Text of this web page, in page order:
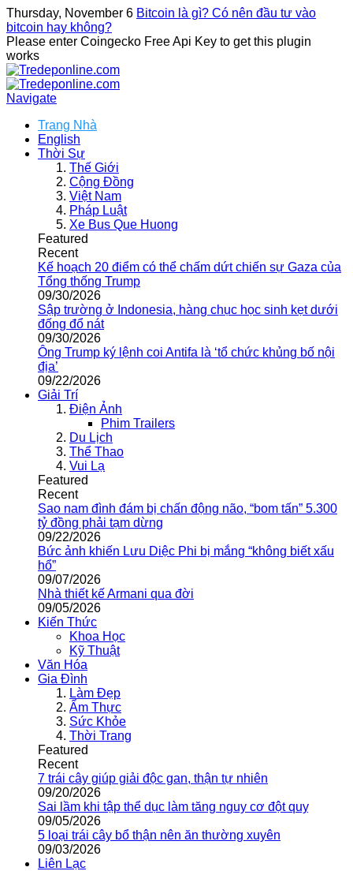
Thursday, November 6 Bitcoin là gì? Có nên đầu tư vào
bitcoin hay không?
Please enter Coingecko Free Api Key to get this plugin
works
Navigate
Trang Nhà
English
Thời Sự
Thế Giới
Cộng Đồng
Việt Nam
Pháp Luật
Xe Bus Que Huong
Featured
Recent
Kế hoạch 20 điểm có thể chấm dứt chiến sự Gaza của
Tổng thống Trump
09/30/2026
Sập trường ở Indonesia, hàng chục học sinh kẹt dưới
đống đổ nát
09/30/2026
Ông Trump ký lệnh coi Antifa là ‘tổ chức khủng bố nội
địa’
09/22/2026
Giải Trí
Điện Ảnh
Phim Trailers
Du Lịch
Thể Thao
Vui Lạ
Featured
Recent
Sao nam đình đám bị chấn động não, “bom tấn” 5.300
tỷ đồng phải tạm dừng
09/22/2026
Bức ảnh khiến Lưu Diệc Phi bị mắng “không biết xấu
hổ”
09/07/2026
Nhà thiết kế Armani qua đời
09/05/2026
Kiến Thức
Khoa Học
Kỹ Thuật
Văn Hóa
Gia Đình
Làm Đẹp
Ẩm Thực
Sức Khỏe
Thời Trang
Featured
Recent
7 trái cây giúp giải độc gan, thận tự nhiên
09/20/2026
Sai lầm khi tập thể dục làm tăng nguy cơ đột quỵ
09/05/2026
5 loại trái cây bổ thận nên ăn thường xuyên
09/03/2026
Liên Lạc